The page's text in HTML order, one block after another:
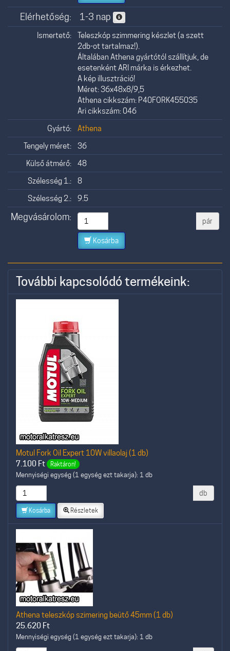
Elérhetőség: 1-3 nap
Ismertető:
Teleszkóp szimmering készlet (a szett
2db-ot tartalmaz!).
Általában Athena gyártótól szállítjuk, de
esetenként ARI márka is érkezhet.
A kép illusztráció!
Méret: 36x48x8/9,5
Athena cikkszám: P40FORK455035
Ari cikkszám: 046
Gyártó:
Athena
Tengely méret:
36
Külső átmérő:
48
Szélesség 1.:
8
Szélesség 2.:
9.5
Megvásárolom: pár
Kosárba
További kapcsolódó termékeink:
Motul Fork Oil Expert 10W villaolaj (1 db)
7.100 Ft Raktáron!
Mennyiségi egység (1 egység ezt takarja): 1 db
db
Kosárba Részletek
Athena teleszkóp szimering beütő 45mm (1 db)
25.620 Ft
Mennyiségi egység (1 egység ezt takarja): 1 db